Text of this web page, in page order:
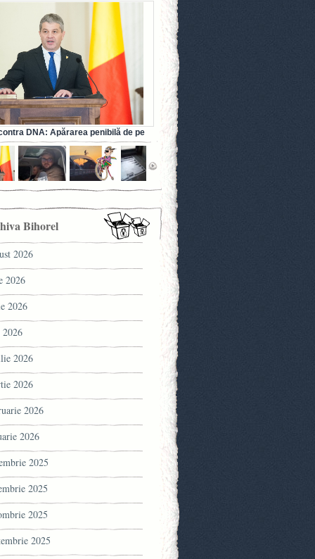
DNA: Apărarea penibilă de pe
fostului ministru al Sănătății (VIDEO)
Bihorel
2026
2026
2026
2026
2026
2026
2026
2025
2025
2025
2025